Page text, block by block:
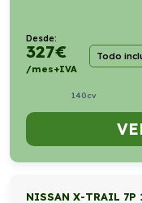
Desde:
327€
/mes+IVA
Todo
140cv
NISSAN X-TRAIL 7P